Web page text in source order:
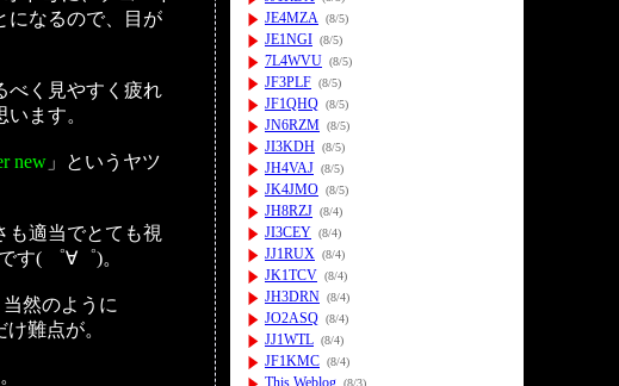
になるので、目が
べく見やすく疲れ
ます。
new 」というヤツ
も適当でとても視
す( ゜∀゜)。
然のように
難点が。
JE4MZA (8/5)
JE1NGI (8/5)
7L4WVU (8/5)
JF3PLF (8/5)
JF1QHQ (8/5)
JN6RZM (8/5)
JI3KDH (8/5)
JH4VAJ (8/5)
JK4JMO (8/5)
JH8RZJ (8/4)
JI3CEY (8/4)
JJ1RUX (8/4)
JK1TCV (8/4)
JH3DRN (8/4)
JO2ASQ (8/4)
JJ1WTL (8/4)
JF1KMC (8/4)
This Weblog (8/3)